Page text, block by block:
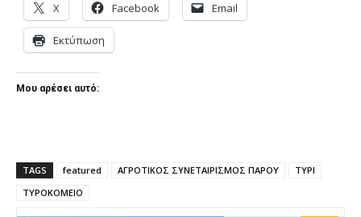
X Facebook Email
Εκτύπωση
Μου αρέσει αυτό:
TAGS featured ΑΓΡΟΤΙΚΟΣ ΣΥΝΕΤΑΙΡΙΣΜΟΣ ΠΑΡΟΥ
ΤΥΡΙ
ΤΥΡΟΚΟΜΕΙΟ